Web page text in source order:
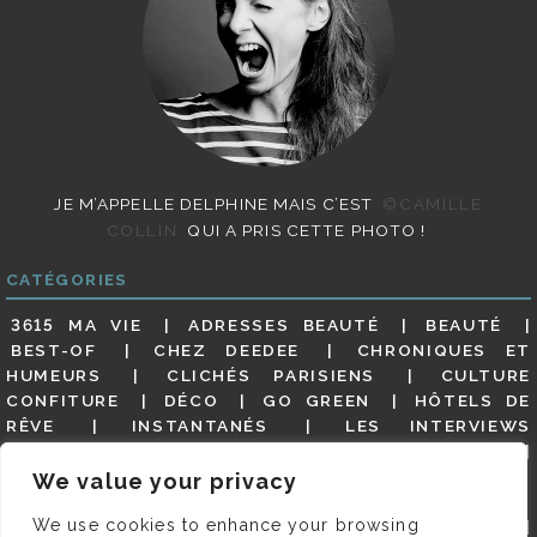
We value your privacy
We use cookies to enhance your browsing
JE M’APPELLE DELPHINE MAIS C’EST
©CAMILLE
COLLIN
QUI A PRIS CETTE PHOTO !
CATÉGORIES
3615 MA VIE ADRESSES BEAUTÉ
BEAUTÉ
BEST-OF
CHEZ DEEDEE
CHRONIQUES ET
HUMEURS
CLICHÉS PARISIENS
CULTURE
CONFITURE
DÉCO GO GREEN
HÔTELS DE
RÊVE
INSTANTANÉS
LES INTERVIEWS
MES ADRESSES
MODE NON CLASSÉ
GUIDE
PARIS EN PHOTOS RESTAURANTS